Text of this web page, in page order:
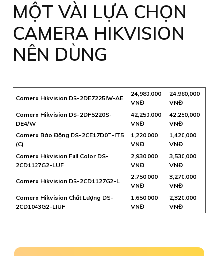
MỘT VÀI LỰA CHỌN
CAMERA HIKVISION
NÊN DÙNG
Camera Hikvision DS-2DE7225IW-AE
24,980,000
VNĐ
24,980,000
VNĐ
Camera Hikvision DS-2DF5220S-
DE4/W
42,250,000
VNĐ
42,250,000
VNĐ
Camera Báo Động DS-2CE17D0T-IT5
(C)
1,220,000
VNĐ
1,420,000
VNĐ
Camera Hikvision Full Color DS-
2CD1127G2-LUF
2,930,000
VNĐ
3,530,000
VNĐ
Camera Hikvision DS-2CD1127G2-L
2,750,000
VNĐ
3,270,000
VNĐ
Camera Hikvision Chất Lượng DS-
2CD1043G2-LIUF
1,650,000
VNĐ
2,320,000
VNĐ